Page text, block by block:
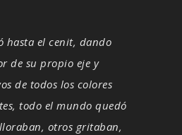
hasta el cenit, dando
de su propio eje y
de todos los colores
todo el mundo quedó
otros gritaban,